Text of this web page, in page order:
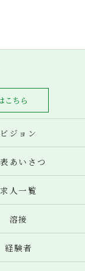
こちら
ビジョン
あいさつ
求人一覧
溶接
経験者